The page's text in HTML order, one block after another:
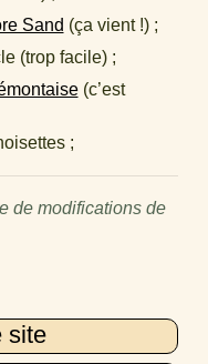
Sand (ça vient !) ;
(trop facile) ;
(c’est
;
de modifications de
site